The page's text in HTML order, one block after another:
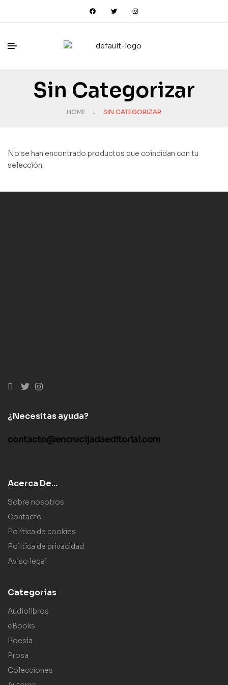
Sin Categorizar
HOME SIN CATEGORIZAR
No se han encontrado productos que coincidan con tu
selección.
¿Necesitas ayuda?
contacto@encrucijadaeditorial.com
Acerca De...
Sobre nosotros
Contacto
Política de cookies
Política de privacidad
Aviso legal
Categorías
Audiolibros
eBooks
Poesía
Prosa
Colecciones